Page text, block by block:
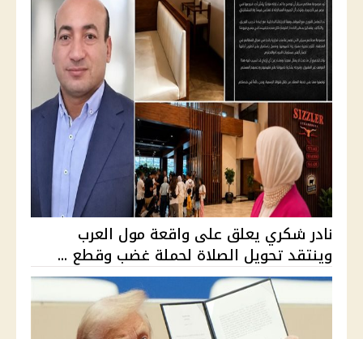
نادر شكري يعلق على واقعة مول العرب
وينتقد تحويل الصلاة لحملة غضب وقطع ...